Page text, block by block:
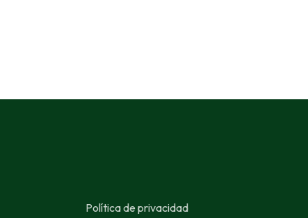
Política de privacidad